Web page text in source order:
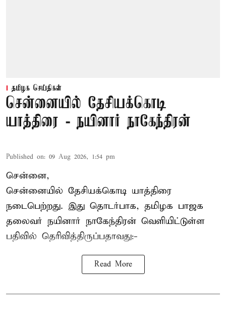
தமிழக செய்திகள்
சென்னையில் தேசியக்கொடி
யாத்திரை - நயினார் நாகேந்திரன்
Published on: 09 Aug 2026, 1:54 pm
சென்னை,
சென்னையில் தேசியக்கொடி யாத்திரை
நடைபெற்றது. இது தொடர்பாக, தமிழக பாஜக
தலைவர் நயினார் நாகேந்திரன் வெளியிட்டுள்ள
பதிவில் தெரிவித்திருப்பதாவது:-
Read More